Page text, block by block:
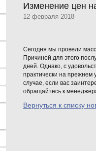
Изменение цен
12 февраля 2018
Сегодня мы провели
Причиной для этого
дней. Однако, с
практически на прежнем
случае, если вас
обращайтесь к
Вернуться к списку